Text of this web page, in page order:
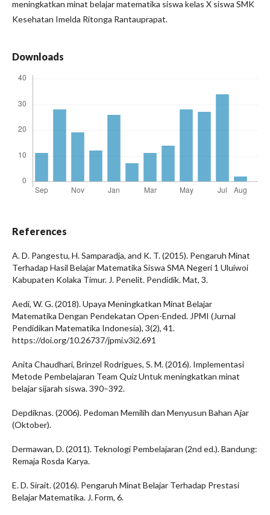
meningkatkan minat belajar matematika siswa kelas X siswa SMK
Kesehatan Imelda Ritonga Rantauprapat.
Downloads
References
A. D. Pangestu, H. Samparadja, and K. T. (2015). Pengaruh Minat
Terhadap Hasil Belajar Matematika Siswa SMA Negeri 1 Uluiwoi
Kabupaten Kolaka Timur. J. Penelit. Pendidik. Mat, 3.
Aedi, W. G. (2018). Upaya Meningkatkan Minat Belajar
Matematika Dengan Pendekatan Open-Ended. JPMI (Jurnal
Pendidikan Matematika Indonesia), 3(2), 41.
https://doi.org/10.26737/jpmi.v3i2.691
Anita Chaudhari, Brinzel Rodrigues, S. M. (2016). Implementasi
Metode Pembelajaran Team Quiz Untuk meningkatkan minat
belajar sijarah siswa. 390–392.
Depdiknas. (2006). Pedoman Memilih dan Menyusun Bahan Ajar
(Oktober).
Dermawan, D. (2011). Teknologi Pembelajaran (2nd ed.). Bandung:
Remaja Rosda Karya.
E. D. Sirait. (2016). Pengaruh Minat Belajar Terhadap Prestasi
Belajar Matematika. J. Form, 6.